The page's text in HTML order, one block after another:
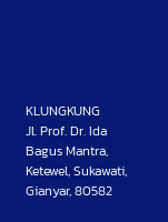
KLUNGKUNG
Jl. Prof. Dr. Ida
Bagus Mantra,
Ketewel, Sukawati,
Gianyar, 80582